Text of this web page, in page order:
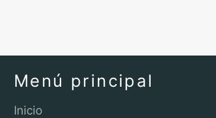
Menú principal
Inicio